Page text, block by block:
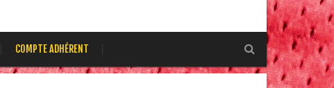
COMPTE ADHÉRENT